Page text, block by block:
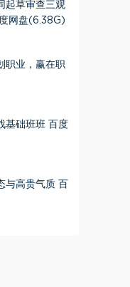
起草审查三观
网盘(6.38G)
职业，赢在职
基础班班 百度
与高贵气质 百